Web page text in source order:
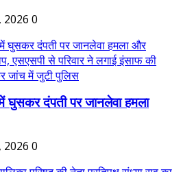
2026 0
घुसकर दंपती पर जानलेवा हमला
2026 0